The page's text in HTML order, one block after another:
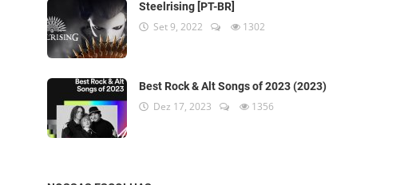
Steelrising [PT-BR]
Set 9, 2022 1302
Best Rock & Alt Songs of 2023 (2023)
Dez 17, 2023 1356